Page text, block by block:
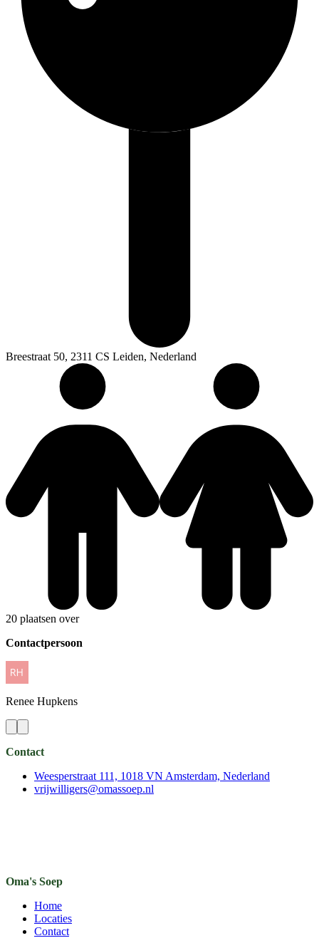
Breestraat 50, 2311 CS Leiden, Nederland
20 plaatsen over
Contactpersoon
Renee Hupkens
Contact
Weesperstraat 111, 1018 VN Amsterdam, Nederland
vrijwilligers@omassoep.nl
Oma's Soep
Home
Locaties
Contact